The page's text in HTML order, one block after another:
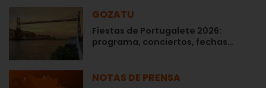
GOZATU
Fiestas de Portugalete 2026:
programa, conciertos, fechas…
NOTAS DE PRENSA